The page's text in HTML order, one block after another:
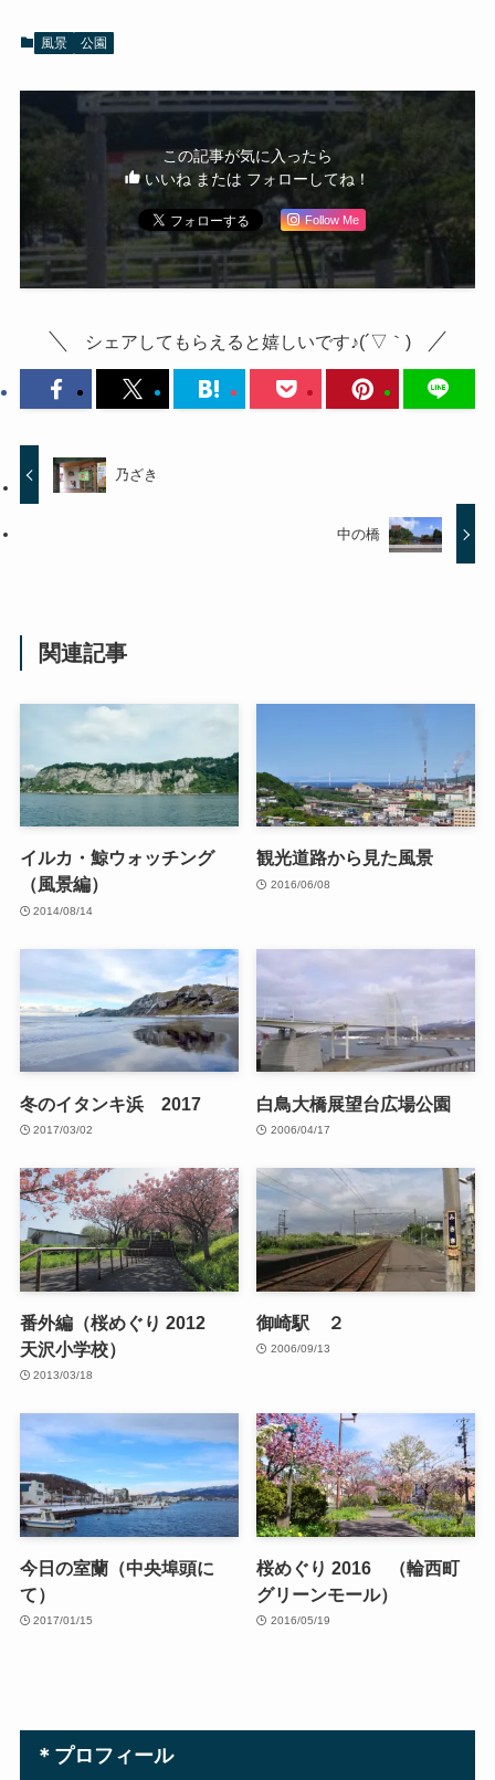
風景 公園
この記事が気に入ったら
いいね または フォローしてね！
Follow Me
シェアしてもらえると嬉しいです♪(´▽｀)
乃ざき
中の橋
関連記事
イルカ・鯨ウォッチング
（風景編）
2014/08/14
観光道路から見た風景
2016/06/08
冬のイタンキ浜 2017
2017/03/02
白鳥大橋展望台広場公園
2006/04/17
番外編（桜めぐり 2012
天沢小学校）
2013/03/18
御崎駅 ２
2006/09/13
今日の室蘭（中央埠頭に
て）
2017/01/15
桜めぐり 2016 （輪西町
グリーンモール）
2016/05/19
＊プロフィール